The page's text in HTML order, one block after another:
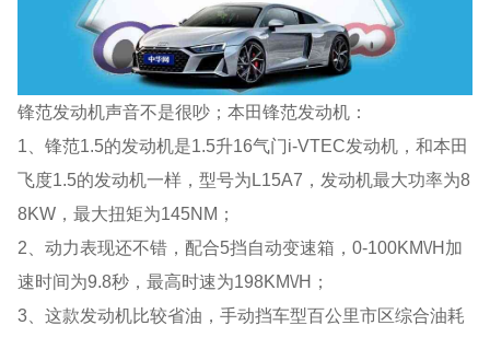
锋范发动机声音不是很吵；本田锋范发动机：
1、锋范1.5的发动机是1.5升16气门i-VTEC发动机，和本田
飞度1.5的发动机一样，型号为L15A7，发动机最大功率为8
8KW，最大扭矩为145NM；
2、动力表现还不错，配合5挡自动变速箱，0-100KM\/H加
速时间为9.8秒，最高时速为198KM\/H；
3、这款发动机比较省油，手动挡车型百公里市区综合油耗